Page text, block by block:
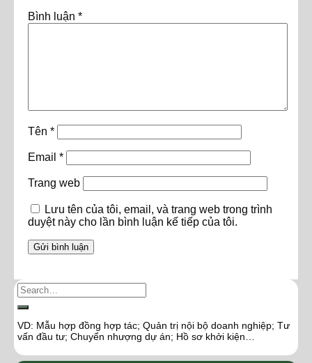
Bình luận *
Tên *
Email *
Trang web
Lưu tên của tôi, email, và trang web trong trình
duyệt này cho lần bình luận kế tiếp của tôi.
VD: Mẫu hợp đồng hợp tác; Quản trị nội bộ doanh nghiệp; Tư
vấn đầu tư; Chuyển nhượng dự án; Hồ sơ khởi kiện…